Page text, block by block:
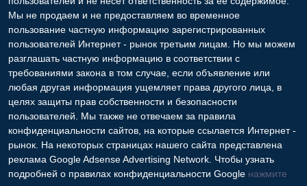
пользователей и не несет ответственность за ее содержимое.
Мы не продаем и не предоставляем во временное
пользование частную информацию зарегистрированных
пользователей Интернет - рынок третьим лицам. Но мы можем
разглашать частную информацию в соответствии с
требованиями закона в том случае, если объявление или
любая другая информация ущемляет права другого лица, в
целях защиты прав собственности и безопасности
пользователей. Мы также не отвечаем за правила
конфиденциальности сайтов, на которые ссылается Интернет -
рынок. На некоторых страницах нашего сайта представлена
реклама Google Adsense Advertising Network. Чтобы узнать
подробней о правилах конфиденциальности Google нажмите